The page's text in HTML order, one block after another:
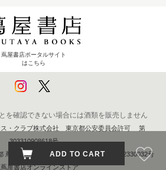
ADD TO CART
蔦屋書店ポータルサイト
はこちら
を確認できない場合には酒類を販売しません
ス・クラブ株式会社 東京都公安委員会許可 第
303310908618号
蔦屋書店) 京都府公安委員会 第611262330032号
蔦屋書店オンラインストア